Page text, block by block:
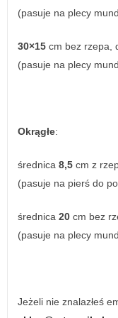
(pasuje na plecy
30×15 cm bez rzepa,
(pasuje na plecy
Okrągłe:
średnica 8,5 cm z
(pasuje na pierś do
średnica 20 cm bez
(pasuje na plecy
Jeżeli nie znalazłeś